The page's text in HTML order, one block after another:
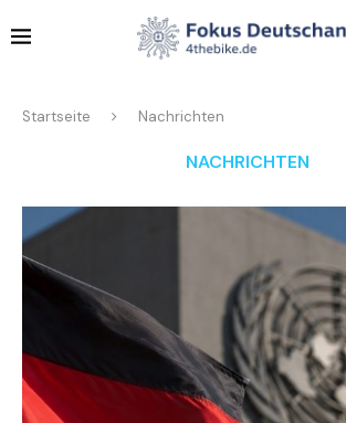
Startseite Nachrichten
NACHRICHTEN